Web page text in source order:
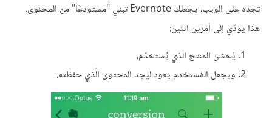
تجده على الويب، يجعلك Evernote تبني "مستودعًا" من المحتوى.
هذا يؤدّي إلى أمرين اثنين:
يُحسّن المنتج الذي يُستخدّم،
ويجعل المُستخدم يعود ليجد المحتوى الّذي حفظته.